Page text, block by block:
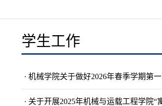
学生工作
· 机械学院关于做好2026年春季学期第
· 关于开展2025年机械与运载工程学院